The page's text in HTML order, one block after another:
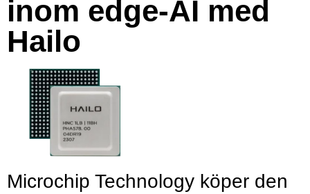
inom edge-AI med
Hailo
Microchip Technology köper den